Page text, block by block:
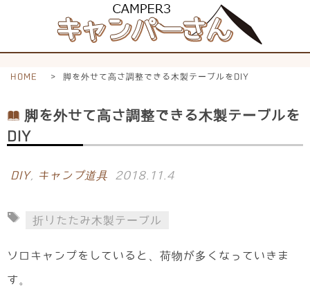
HOME > 脚を外せて高さ調整できる木製テーブルをDIY
脚を外せて高さ調整できる木製テーブルを
DIY
DIY, キャンプ道具 2018.11.4
折りたたみ木製テーブル
ソロキャンプをしていると、荷物が多くなっていきま
す。